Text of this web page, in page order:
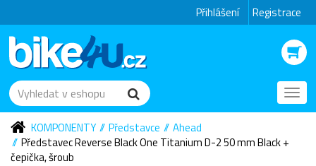
Přihlášení Registrace
KOMPONENTY
Představce
Ahead
Představec Reverse Black One Titanium D-2 50 mm Black +
čepička, šroub